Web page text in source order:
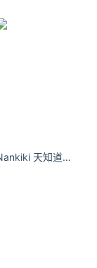
Nankiki 天知道沈清薇这些日子，是怎么过来的？